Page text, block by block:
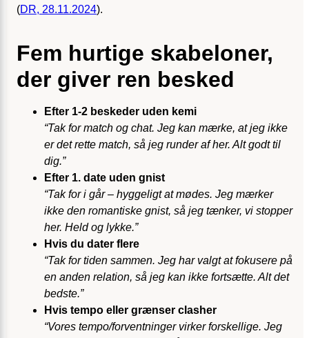
(DR, 28.11.2024).
Fem hurtige skabeloner,
der giver ren besked
Efter 1-2 beskeder uden kemi
“Tak for match og chat. Jeg kan mærke, at jeg ikke
er det rette match, så jeg runder af her. Alt godt til
dig.”
Efter 1. date uden gnist
“Tak for i går – hyggeligt at mødes. Jeg mærker
ikke den romantiske gnist, så jeg tænker, vi stopper
her. Held og lykke.”
Hvis du dater flere
“Tak for tiden sammen. Jeg har valgt at fokusere på
en anden relation, så jeg kan ikke fortsætte. Alt det
bedste.”
Hvis tempo eller grænser clasher
“Vores tempo/forventninger virker forskellige. Jeg